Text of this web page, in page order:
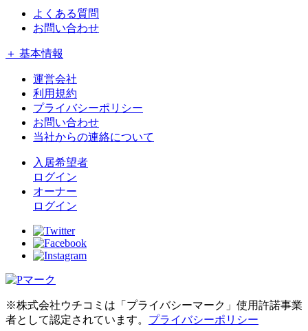
よくある質問
お問い合わせ
＋ 基本情報
運営会社
利用規約
プライバシーポリシー
お問い合わせ
当社からの連絡について
入居希望者
ログイン
オーナー
ログイン
※株式会社ウチコミは「プライバシーマーク」使用許諾事業
者として認定されています。 プライバシーポリシー